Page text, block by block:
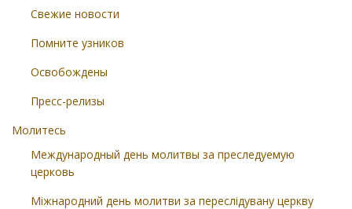
Свежие новости
Помните узников
Освобождены
Пресс-релизы
Молитесь
Международный день молитвы за преследуемую
церковь
Міжнародний день молитви за переслідувану церкву